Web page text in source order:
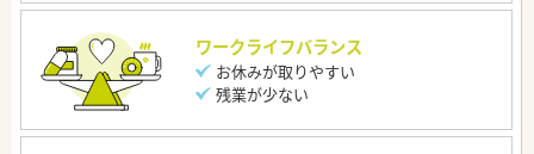
ワークライフバランス
お休みが取りやすい
残業が少ない